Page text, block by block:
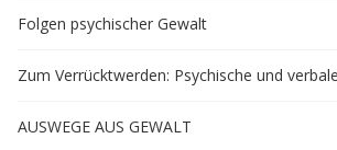
Folgen psychischer Gewalt
Zum Verrücktwerden: Psychische und
AUSWEGE AUS GEWALT